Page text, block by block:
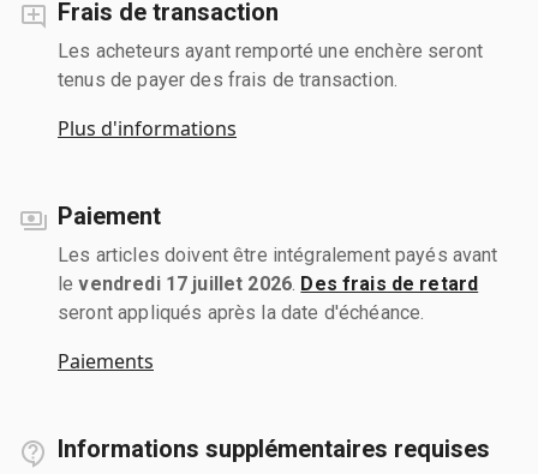
Frais de transaction
Les acheteurs ayant remporté une enchère seront
tenus de payer des frais de transaction.
Plus d'informations
Paiement
Les articles doivent être intégralement payés avant
levendredi 17 juillet 2026 Des frais de retard
seront appliqués après la date d'échéance.
Paiements
Informations supplémentaires requises